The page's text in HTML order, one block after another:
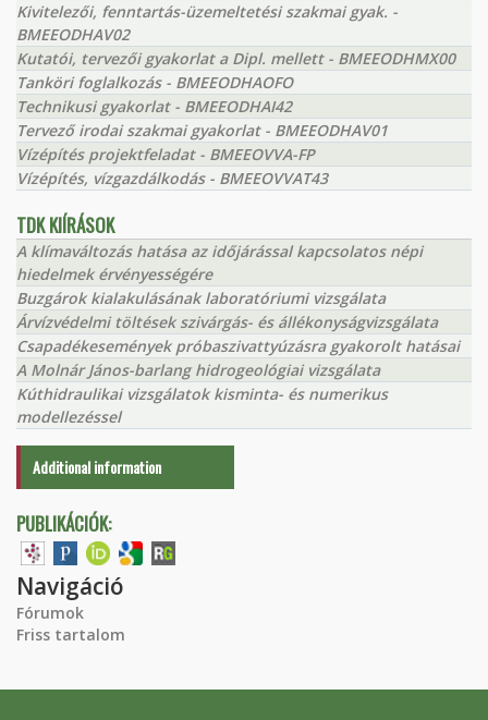
Kivitelezői, fenntartás-üzemeltetési szakmai gyak. -
BMEEODHAV02
Kutatói, tervezői gyakorlat a Dipl. mellett - BMEEODHMX00
Tanköri foglalkozás - BMEEODHAOFO
Technikusi gyakorlat - BMEEODHAI42
Tervező irodai szakmai gyakorlat - BMEEODHAV01
Vízépítés projektfeladat - BMEEOVVA-FP
Vízépítés, vízgazdálkodás - BMEEOVVAT43
TDK KIÍRÁSOK
A klímaváltozás hatása az időjárással kapcsolatos népi
hiedelmek érvényességére
Buzgárok kialakulásának laboratóriumi vizsgálata
Árvízvédelmi töltések szivárgás- és állékonyságvizsgálata
Csapadékesemények próbaszivattyúzásra gyakorolt hatásai
A Molnár János-barlang hidrogeológiai vizsgálata
Kúthidraulikai vizsgálatok kisminta- és numerikus
modellezéssel
Additional information
PUBLIKÁCIÓK:
Navigáció
Fórumok
Friss tartalom